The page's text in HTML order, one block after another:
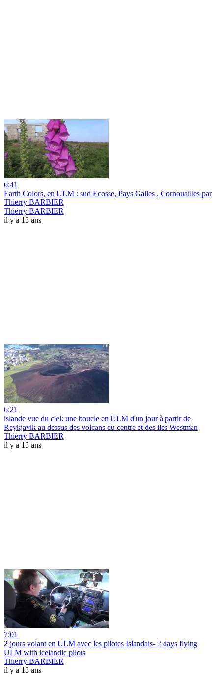
6:41
Earth Colors, en ULM : sud Ecosse, Pays Galles , Cornouailles par
Thierry BARBIER
Thierry BARBIER
il y a 13 ans
6:21
islande vue du ciel: une boucle en ULM d'un jour à partir de
Reykjavik au dessus des volcans du centre et des iles Westman
Thierry BARBIER
il y a 13 ans
7:01
2 jours volant en ULM avec les pilotes Islandais- 2 days flying
ULM with icelandic pilots
Thierry BARBIER
il y a 13 ans